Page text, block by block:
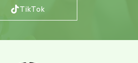
TikTok